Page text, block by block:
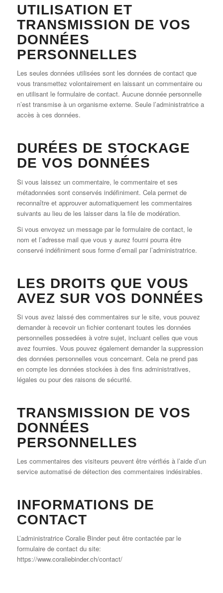
UTILISATION ET
TRANSMISSION DE VOS
DONNÉES
PERSONNELLES
Les seules données utilisées sont les données de contact que
vous transmettez volontairement en laissant un commentaire ou
en utilisant le formulaire de contact. Aucune donnée personnelle
n’est transmise à un organisme externe. Seule l’administratrice a
accès à ces données.
DURÉES DE STOCKAGE
DE VOS DONNÉES
Si vous laissez un commentaire, le commentaire et ses
métadonnées sont conservés indéfiniment. Cela permet de
reconnaître et approuver automatiquement les commentaires
suivants au lieu de les laisser dans la file de modération.
Si vous envoyez un message par le formulaire de contact, le
nom et l’adresse mail que vous y aurez fourni pourra être
conservé indéfiniment sous forme d’email par l’administratrice.
LES DROITS QUE VOUS
AVEZ SUR VOS DONNÉES
Si vous avez laissé des commentaires sur le site, vous pouvez
demander à recevoir un fichier contenant toutes les données
personnelles possedées à votre sujet, incluant celles que vous
avez fournies. Vous pouvez également demander la suppression
des données personnelles vous concernant. Cela ne prend pas
en compte les données stockées à des fins administratives,
légales ou pour des raisons de sécurité.
TRANSMISSION DE VOS
DONNÉES
PERSONNELLES
Les commentaires des visiteurs peuvent être vérifiés à l’aide d’un
service automatisé de détection des commentaires indésirables.
INFORMATIONS DE
CONTACT
L’administratrice Coralie Binder peut être contactée par le
formulaire de contact du site:
https://www.coraliebinder.ch/contact/